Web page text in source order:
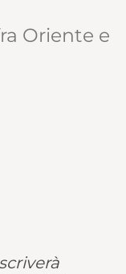
Oriente e